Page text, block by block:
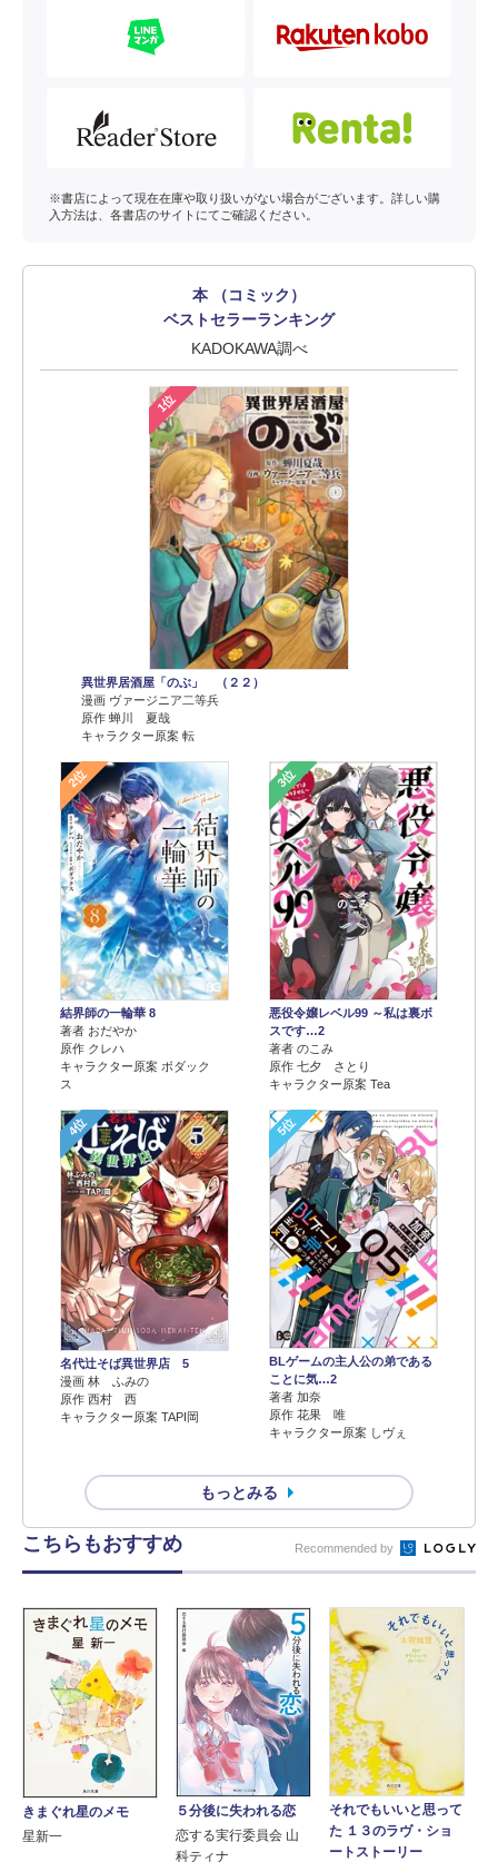
※書店によって現在在庫や取り扱いがない場合がございます。詳しい購
入方法は、各書店のサイトにてご確認ください。
本 （コミック）
ベストセラーランキング
KADOKAWA調べ
1位
異世界居酒屋「のぶ」 （２２）
漫画 ヴァージニア二等兵
原作 蝉川 夏哉
キャラクター原案 転
2位
結界師の一輪華 8
著者 おだやか
原作 クレハ
キャラクター原案 ボダック
ス
3位
悪役令嬢レベル99 ～私は裏ボ
スです…2
著者 のこみ
原作 七夕 さとり
キャラクター原案 Tea
4位
名代辻そば異世界店 5
漫画 林 ふみの
原作 西村 西
キャラクター原案 TAPI岡
5位
BLゲームの主人公の弟である
ことに気…2
著者 加奈
原作 花果 唯
キャラクター原案 しヴぇ
もっとみる
こちらもおすすめ Recommended by
きまぐれ星のメモ
星新一
５分後に失われる恋
恋する実行委員会 山
科ティナ
それでもいいと思って
た １３のラヴ・ショ
ートストーリー